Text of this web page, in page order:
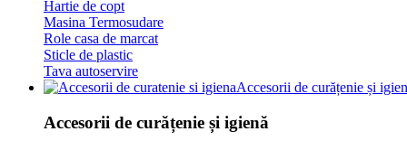
Hartie de copt
Masina Termosudare
Role casa de marcat
Sticle de plastic
Tava autoservire
Accesorii de curățenie și
Accesorii de curățenie și igienă